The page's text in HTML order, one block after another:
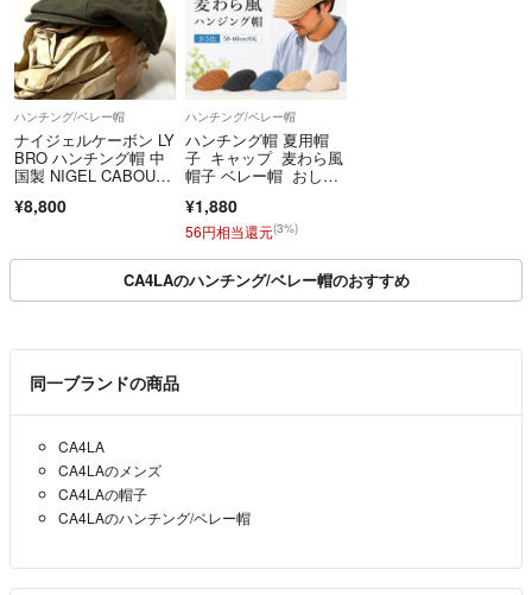
ハンチング/ベレー帽
ナイジェルケーボン LY
BRO ハンチング帽 中
国製 NIGEL CABOUR
¥8,800
ハンチング/ベレー帽
ハンチング帽 夏用帽
子 キャップ 麦わら風
帽子 ベレー帽 おしゃ
¥1,880
56円相当還元(3%)
CA4LAのハンチング/ベレー帽のおすすめ
同一ブランドの商品
CA4LA
CA4LAのメンズ
CA4LAの帽子
CA4LAのハンチング/ベレー帽